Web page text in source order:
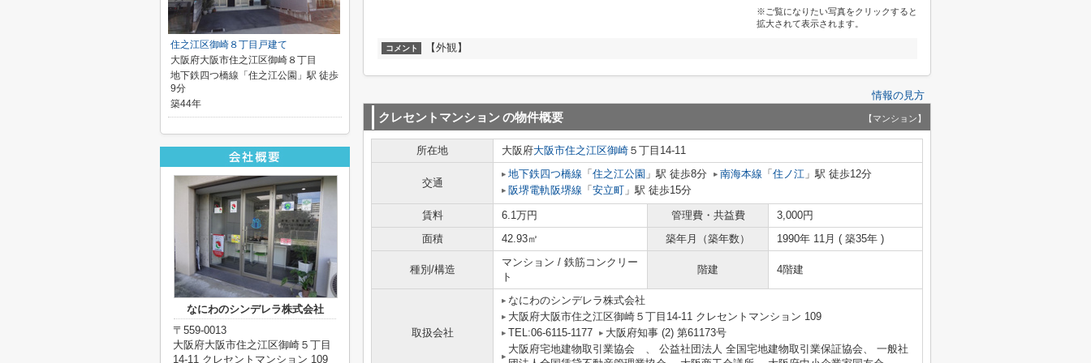
※ご覧になりたい写真をクリックすると
拡大されて表示されます。
コメント 【外観】
情報の見方
クレセントマンションの物件概要 【マンション】
所在地 大阪府大阪市住之江区御崎 ５丁目14-11
交通
地下鉄四つ橋線 「 住之江公園 」駅 徒歩8分 南海本線 「 住ノ江 」駅 徒歩12分
阪堺電軌阪堺線 「 安立町 」駅 徒歩15分
賃料 6.1万円 管理費・共益費
3,000円
面積
42.93㎡ 築年月（築年数） 1990年 11月 ( 築35年 )
種別/構造
マンション / 鉄筋コンクリー
ト
階建 4階建
取扱会社
なにわのシンデレラ株式会社
大阪府大阪市住之江区御崎５丁目14-11 クレセントマンション 109
TEL:06-6115-1177
大阪府知事 (2) 第61173号
大阪府宅地建物取引業協会 、 公益社団法人 全国宅地建物取引業保証協会、 一般社
住之江区御崎８丁目戸建て
大阪府大阪市住之江区御崎８丁目
地下鉄四つ橋線「住之江公園」駅 徒歩
9分
築44年
なにわのシンデレラ株式会社
〒559-0013
大阪府大阪市住之江区御崎５丁目
14-11 クレセントマンション 109